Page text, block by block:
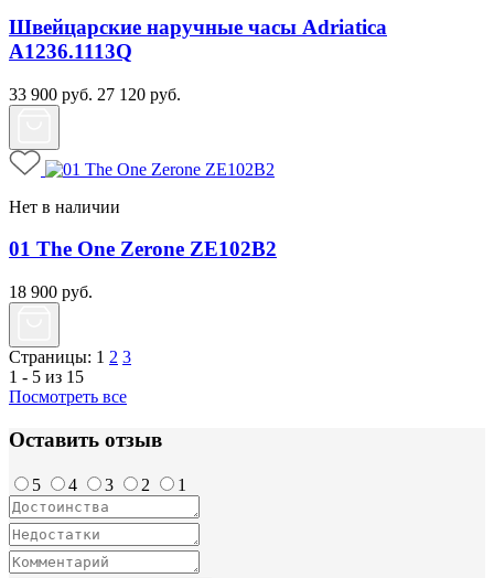
Швейцарские наручные часы Adriatica
A1236.1113Q
33 900 руб. 27 120 руб.
Нет в наличии
01 The One Zerone ZE102B2
18 900 руб.
Страницы: 1 2 3
1 - 5 из 15
Посмотреть все
Оставить отзыв
5 4 3 2 1